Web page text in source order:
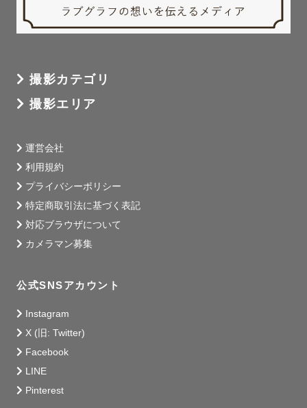
なります。ご了承ください。
ご祈祷の予定がある方のみ、撮影同行をお受けいたしま
※別日に改めてご祈祷される場合はこの限りではありま
成功させるために、一生懸命考えます。
あなたの家族の一員として…一緒に考え、一緒に笑い、
撮影カテゴリ
撮影エリア
運営会社
利用規約
プライバシーポリシー
特定商取引法に基づく表記
対応ブラウザについて
カメラマン募集
公式SNSアカウント
Instagram
X (旧: Twitter)
Facebook
LINE
Pinterest